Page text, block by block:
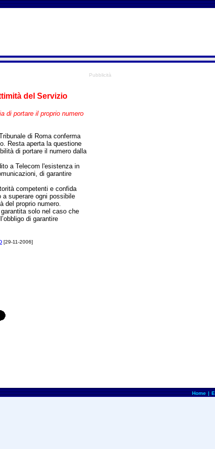
del Servizio
di portare il proprio numero
di Roma conferma
Resta aperta la questione
di portare il numero dalla
a Telecom l'esistenza in
di garantire
competenti e confida
superare ogni possibile
del proprio numero.
solo nel caso che
di garantire
[29-11-2006]
Pubblicità
Home |